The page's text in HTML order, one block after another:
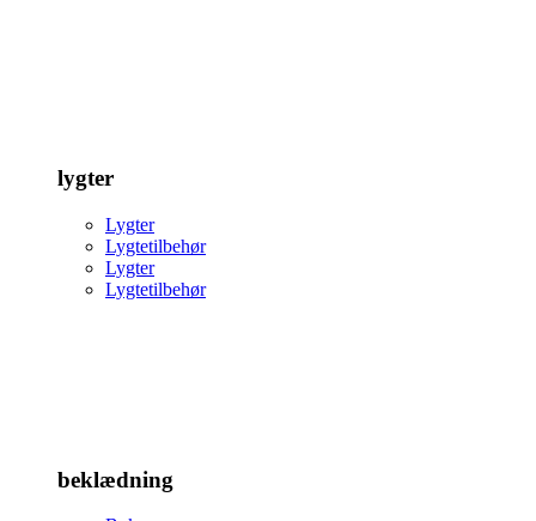
lygter
Lygter
Lygtetilbehør
Lygter
Lygtetilbehør
beklædning